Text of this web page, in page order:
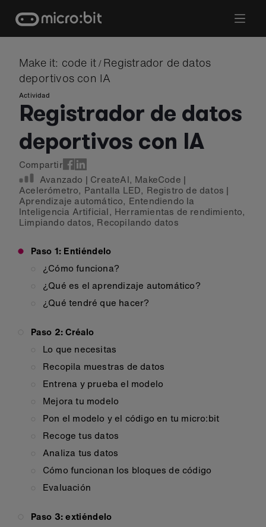
content
Make it: code it / Registrador de datos
deportivos con IA
Actividad
Registrador de datos
deportivos con IA
Compartir
Avanzado | CreateAI, MakeCode |
Acelerómetro, Pantalla LED, Registro de datos |
Aprendizaje automático, Entendiendo la
Inteligencia Artificial, Herramientas de rendimiento,
Limpiando datos, Recopilando datos
Paso 1: Entiéndelo
¿Cómo funciona?
¿Qué es el aprendizaje automático?
¿Qué tendré que hacer?
Paso 2: Créalo
Lo que necesitas
Recopila muestras de datos
Entrena y prueba el modelo
Mejora tu modelo
Pon el modelo y el código en tu micro:bit
Recoge tus datos
Analiza tus datos
Cómo funcionan los bloques de código
Evaluación
Paso 3: extiéndelo